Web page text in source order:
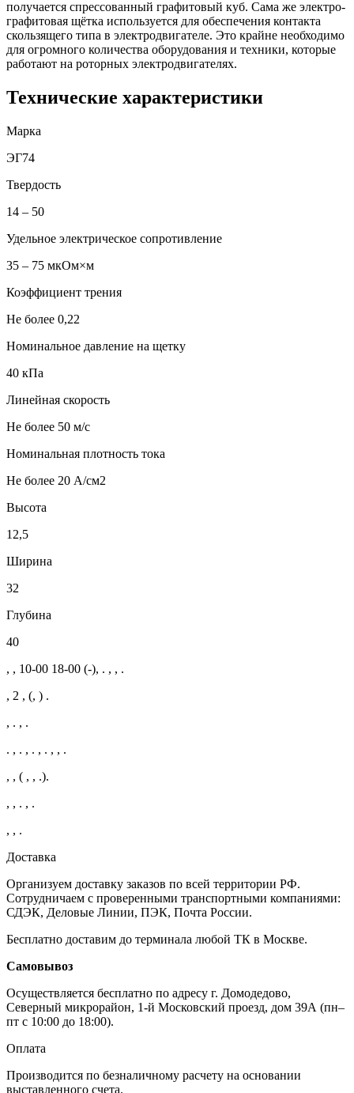
получается спрессованный графитовый куб. Сама же электро-
графитовая щётка используется для обеспечения контакта
скользящего типа в электродвигателе. Это крайне необходимо
для огромного количества оборудования и техники, которые
работают на роторных электродвигателях.
Технические характеристики
Марка
ЭГ74
Твердость
14 – 50
Удельное электрическое сопротивление
35 – 75 мкОм×м
Коэффициент трения
Не более 0,22
Номинальное давление на щетку
40 кПа
Линейная скорость
Не более 50 м/с
Номинальная плотность тока
Не более 20 А/см2
Высота
12,5
Ширина
32
Глубина
40
, , 10-00 18-00 (-), . , , .
, 2 , (, ) .
, . , .
. , . , . , . , , .
, , ( , , .).
, , . , .
, , .
Доставка
Организуем доставку заказов по всей территории РФ.
Сотрудничаем с проверенными транспортными компаниями:
СДЭК, Деловые Линии, ПЭК, Почта России.
Бесплатно доставим до терминала любой ТК в Москве.
Самовывоз
Осуществляется бесплатно по адресу г. Домодедово,
Северный микрорайон, 1-й Московский проезд, дом 39А (пн–
пт с 10:00 до 18:00).
Оплата
Производится по безналичному расчету на основании
выставленного счета.